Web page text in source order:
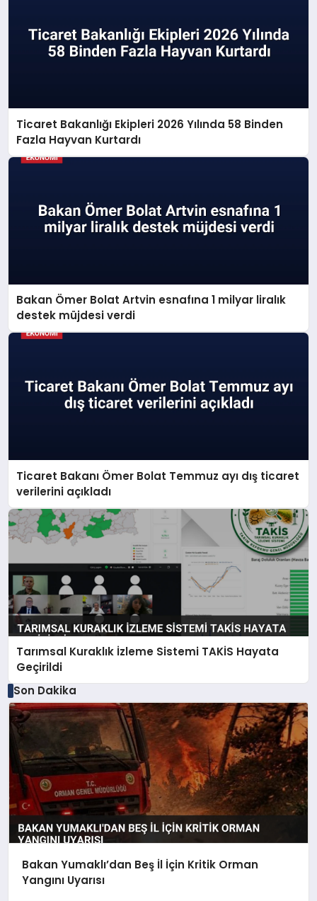
Ticaret Bakanlığı Ekipleri 2026 Yılında 58 Binden
Fazla Hayvan Kurtardı
Bakan Ömer Bolat Artvin esnafına 1 milyar liralık
destek müjdesi verdi
Ticaret Bakanı Ömer Bolat Temmuz ayı dış ticaret
verilerini açıkladı
Tarımsal Kuraklık İzleme Sistemi TAKİS Hayata
Geçirildi
Son Dakika
Bakan Yumaklı’dan Beş İl İçin Kritik Orman
Yangını Uyarısı